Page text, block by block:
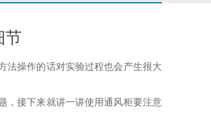
节
操作的话对实验过程也会产生很大
接下来就讲一讲使用通风柜要注意